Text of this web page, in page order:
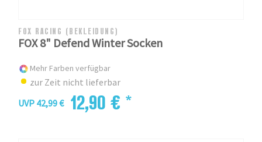
FOX RACING (BEKLEIDUNG)
FOX 8" Defend Winter Socken
Mehr Farben verfügbar
zur Zeit nicht lieferbar
UVP 42,99 € 12,90 € *